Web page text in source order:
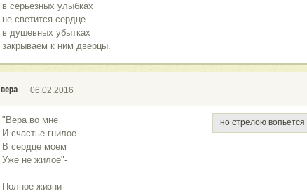
в серьезных улыбках
не светится сердце
в душевных убытках
закрываем к ним дверцы.
вера 06.02.2016
"Вера во мне
И счастье гнилое
В сердце моем
Уже не жилое"-
Полное жизни
но стрелою